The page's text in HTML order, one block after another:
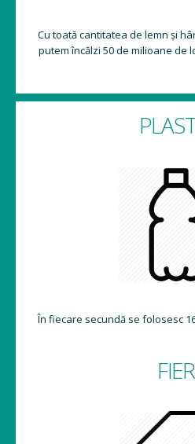
Cu toată cantitatea de lemn și
putem încălzi 50 de milioane de
În fiecare secundă se folosesc
FIER